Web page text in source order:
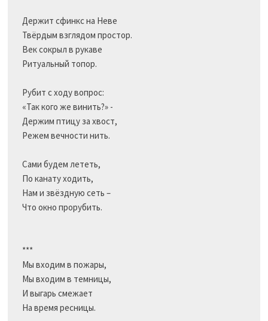
Держит сфинкс на Неве
Твёрдым взглядом простор.
Век сокрыл в рукаве
Ритуальный топор.
Рубит с ходу вопрос:
«Так кого же винить?» -
Держим птицу за хвост,
Режем вечности нить.
Сами будем лететь,
По канату ходить,
Нам и звёздную сеть –
Что окно прорубить.
***
Мы входим в пожары,
Мы входим в темницы,
И выгарь смежает
На время ресницы.